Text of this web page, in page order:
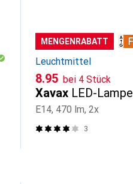
MENGENRABATT
Leuchtmittel
CHF
8.95 bei 4 Stück
Xavax LED-Lampe
E14, 470 lm, 2x
3